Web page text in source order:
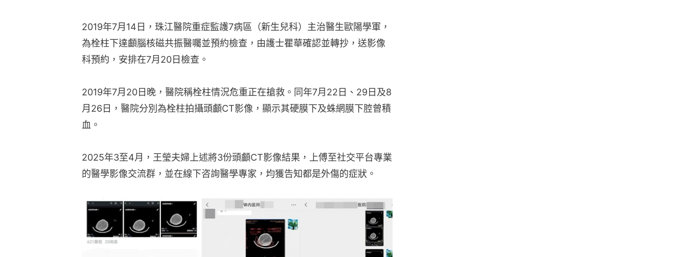
2019年7月14日，珠江醫院重症監護7病區（新生兒科）主治醫生歐陽學軍，
為栓柱下達顱腦核磁共振醫囑並預約檢查，由護士瞿華確認並轉抄，送影像
科預約，安排在7月20日檢查。
2019年7月20日晚，醫院稱栓柱情況危重正在搶救。同年7月22日、29日及8
月26日，醫院分別為栓柱拍攝頭顱CT影像，顯示其硬膜下及蛛網膜下腔曾積
血。
2025年3至4月，王瑩夫婦上述將3份頭顱CT影像結果，上傅至社交平台專業
的醫學影像交流群，並在線下咨詢醫學專家，均獲告知都是外傷的症狀。